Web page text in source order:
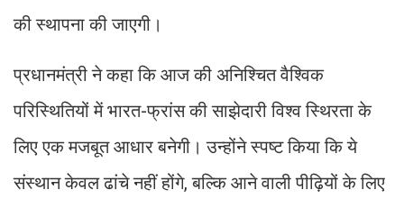
की स्थापना की जाएगी।
प्रधानमंत्री ने कहा कि आज की अनिश्चित वैश्विक
परिस्थितियों में भारत-फ्रांस की साझेदारी विश्व स्थिरता के
लिए एक मजबूत आधार बनेगी। उन्होंने स्पष्ट किया कि ये
संस्थान केवल ढांचे नहीं होंगे, बल्कि आने वाली पीढ़ियों के लिए